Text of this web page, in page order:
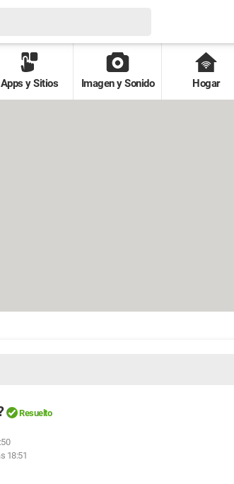
Apps y Sitios Imagen y Sonido Hogar
Resuelto
18:51